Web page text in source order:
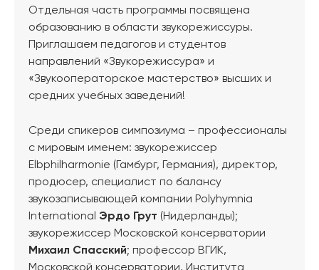
Отдельная часть программы посвящена
образованию в области звукорежиссуры.
Приглашаем педагогов и студентов
направлений «Звукорежиссура» и
«Звукооператорское мастерство» высших и
средних учебных заведений!
Среди спикеров симпозиума – профессионалы
с мировым именем: звукорежиссер
Elbphilharmonie (Гамбург, Германия), директор,
продюсер, специалист по балансу
звукозаписывающей компании Polyhymnia
International Эрдо Грут (Нидерланды);
звукорежиссер Московской консерватории
Михаил Спасский; профессор ВГИК,